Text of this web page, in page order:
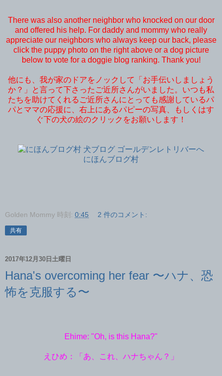
There was also another neighbor who knocked on our door
and offered his help. For daddy and mommy who really
appreciate our neighbors who always keep our back, please
click the puppy photo on the right above or a dog picture
below to vote for a doggie blog ranking. Thank you!
他にも、我が家のドアをノックして「お手伝いしましょう
か？」と言って下さったご近所さんがいました。いつも私
たちを助けてくれるご近所さんにとっても感謝しているパ
パとママの応援に、右上にあるパピーの写真、もしくはす
ぐ下の犬の絵のクリックをお願いします！
にほんブログ村
Golden Mommy 時刻: 0:45 2 件のコメント:
共有
2017年12月30日土曜日
Hana's overcoming her fear 〜ハナ、恐
怖を克服する〜
Ehime: "Oh, is this Hana?"
えひめ：「あ、これ、ハナちゃん？」